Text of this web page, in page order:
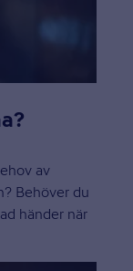
av
Behöver du
händer när